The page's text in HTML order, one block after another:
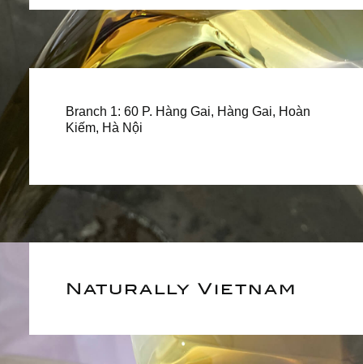
Branch 1: 60 P. Hàng Gai, Hàng Gai, Hoàn
Kiếm, Hà Nội
Naturally Vietnam